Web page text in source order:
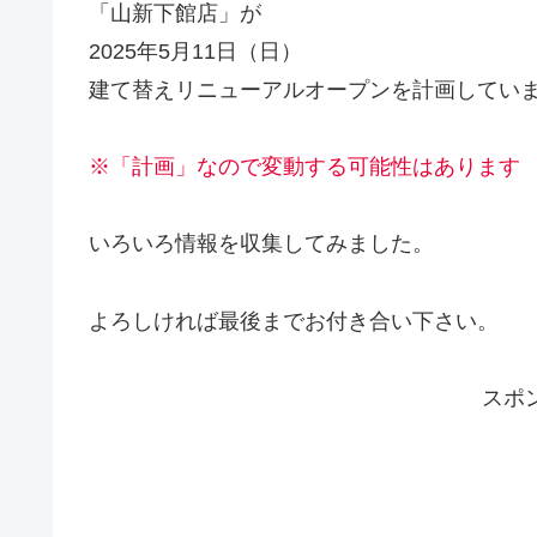
「山新下館店」が
2025年5月11日（日）
建て替えリニューアルオープンを計画していま
※「計画」なので変動する可能性はあります
いろいろ情報を収集してみました。
よろしければ最後までお付き合い下さい。
スポ